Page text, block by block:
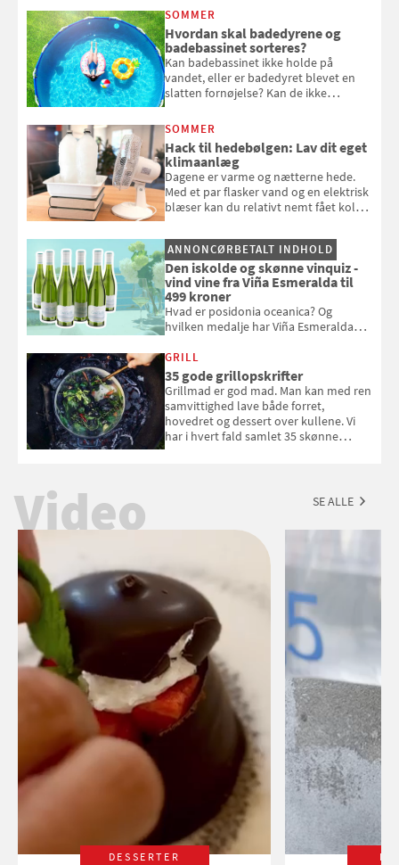
at bede naboen om at vande eller
komme hjem til døde planter
SOMMER
Hvordan skal badedyrene og
badebassinet sorteres?
Kan badebassinet ikke holde på
vandet, eller er badedyret blevet en
slatten fornøjelse? Kan de ikke
opmærksom, når du smider
badebassinet eller et badedyr ud
SOMMER
Hack til hedebølgen: Lav dit eget
klimaanlæg
Dagene er varme og nætterne hede.
Med et par flasker vand og en elektrisk
blæser kan du relativt nemt fået koldt
og se, hvordan du gør
ANNONCØRBETALT INDHOLD
Den iskolde og skønne vinquiz -
vind vine fra Viña Esmeralda til
499 kroner
Hvad er posidonia oceanica? Og
hvilken medalje har Viña Esmeralda
med i Samvirkes skønne vinquiz, hvor
du kan vinde 6 flasker vin fra Viña
Esmeralda. Konkurrencen slutter 1.
september 2026.
GRILL
35 gode grillopskrifter
Grillmad er god mad. Man kan med ren
samvittighed lave både forret,
hovedret og dessert over kullene. Vi
har i hvert fald samlet 35 skønne
Video SE ALLE
DESSERTER